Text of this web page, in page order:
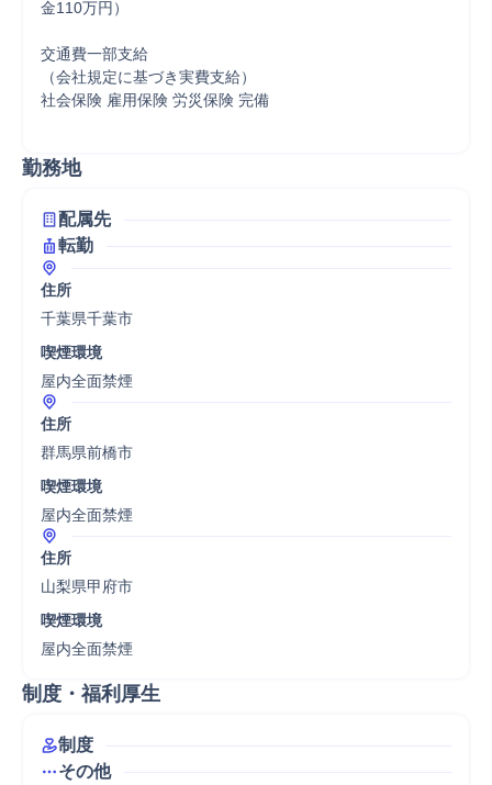
⾦110万円）
交通費一部支給
（会社規定に基づき実費支給）
社会保険 雇用保険 労災保険 完備
勤務地
配属先
転勤
住所
千葉県千葉市
喫煙環境
屋内全面禁煙
住所
群馬県前橋市
喫煙環境
屋内全面禁煙
住所
山梨県甲府市
喫煙環境
屋内全面禁煙
制度・福利厚生
制度
その他